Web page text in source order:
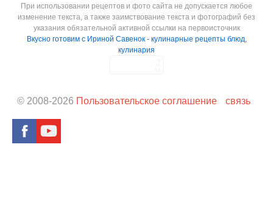
При использовании рецептов и фото сайта не допускается любое
изменение текста, а также заимствование текста и фотографий без
указания обязательной активной ссылки на первоисточник
Вкусно готовим с Ириной Савенок - кулинарные рецепты блюд,
кулинария
© 2008-2026 Пользовательское соглашение связь